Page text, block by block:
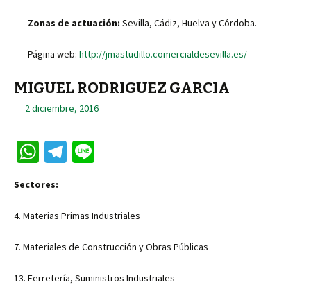
Zonas de actuación: Sevilla, Cádiz, Huelva y Córdoba.
Página web: http://jmastudillo.comercialdesevilla.es/
MIGUEL RODRIGUEZ GARCIA
2 diciembre, 2016
W
at
sA
p
Te
a
m
Sectores:
4. Materias Primas Industriales
7. Materiales de Construcción y Obras Públicas
13. Ferretería, Suministros Industriales